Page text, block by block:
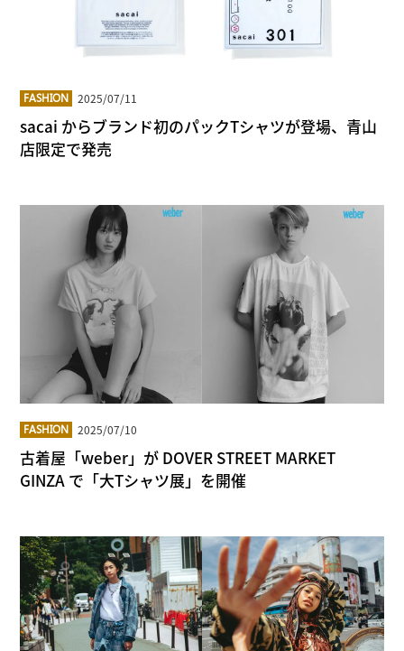
FASHION 2025/07/11
sacai からブランド初のパックTシャツが登場、青山
店限定で発売
FASHION 2025/07/10
古着屋「weber」が DOVER STREET MARKET
GINZA で「大Tシャツ展」を開催